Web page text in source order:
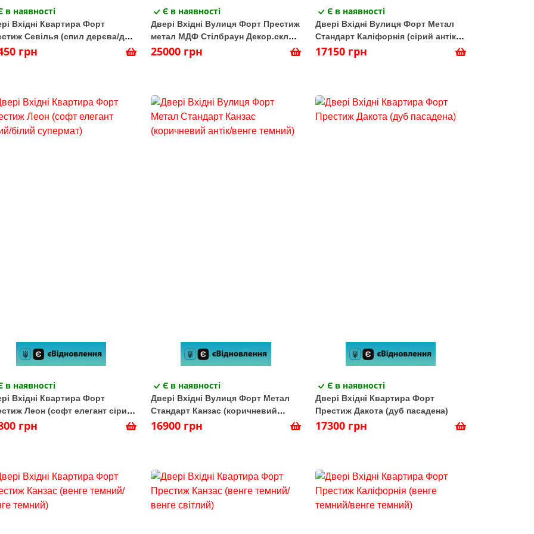
в наявності
Вхідні Квартира Форт
Севілья (спил дерєва/дуб
грн
Є в наявності
Двері Вхідні Вулиця Форт Престиж
метал МДФ Стілбраун Декор.скло
(лакобель)
25000 грн
Є в наявності
Двері Вхідні Вулиця Форт Метал
Стандарт Каліфорнія (сірий антік/
венге сірий горизонт)
17150 грн
в наявності
Вхідні Квартира Форт
Леон (софт елегант сірий/
супермат)
грн
Є в наявності
Двері Вхідні Вулиця Форт Метал
Стандарт Канзас (коричневий
антік/венге темний)
16900 грн
Є в наявності
Двері Вхідні Квартира Форт
Престиж Дакота (дуб пасадена)
17300 грн